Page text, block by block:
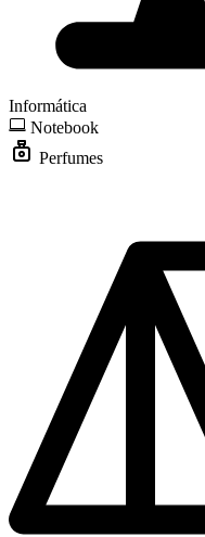
Informática
Notebook
Perfumes